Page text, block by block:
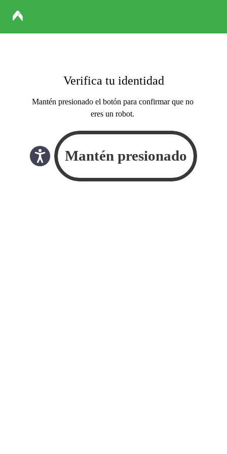
Verifica tu identidad
Mantén presionado el botón para confirmar que no
eres un robot.